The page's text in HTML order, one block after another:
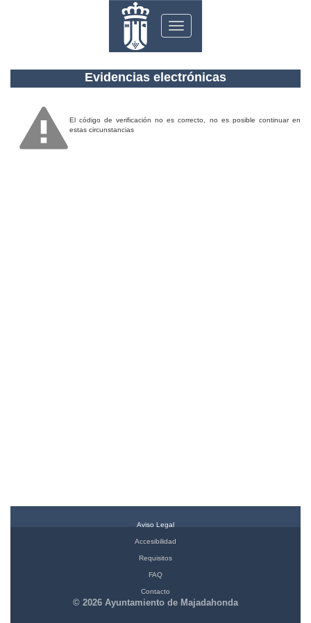
Toggle
navigation
Evidencias electrónicas
El código de verificación no es correcto, no es posible continuar en
estas circunstancias
Aviso Legal
Accesibilidad
Requisitos
FAQ
Contacto
© 2026 Ayuntamiento de Majadahonda